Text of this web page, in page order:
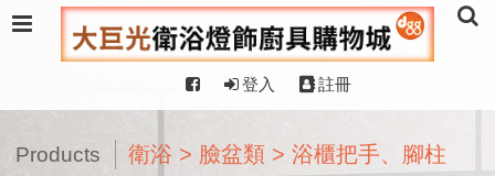
登入 註冊
Products 衛浴 > 臉盆類 > 浴櫃把手、腳柱